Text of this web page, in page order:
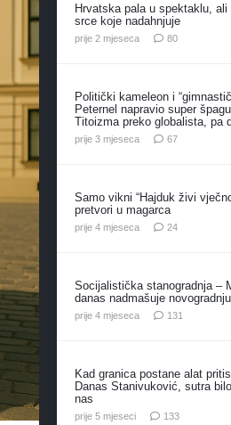
Hrvatska pala u spektaklu, ali
srce koje nadahnjuje
prije 2 mjeseca 80komentara
Politički kameleon i
Peternel napravio super
Titoizma preko globalista, pa
prije 3 mjeseca 67komentara
Samo vikni “Hajduk živi
pretvori u magarca
prije 4 mjeseca 24komentara
Socijalistička stanogradnja –
danas nadmašuje novogradnju
prije 4 mjeseca 131
Kad granica postane alat
Danas Stanivuković, sutra
nas
prije 5 mjeseci 133komentara